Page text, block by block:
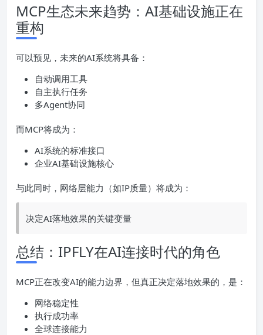
MCP生态未来趋势：AI基础设施正在
重构
可以预见，未来的AI系统将具备：
自动调用工具
自主执行任务
多Agent协同
而MCP将成为：
AI系统的标准接口
企业AI基础设施核心
与此同时，网络层能力（如IP质量）将成为：
决定AI落地效果的关键变量
总结：IPFLY在AI连接时代的角色
MCP正在改变AI的能力边界，但真正决定落地效果的，是：
网络稳定性
执行成功率
全球连接能力